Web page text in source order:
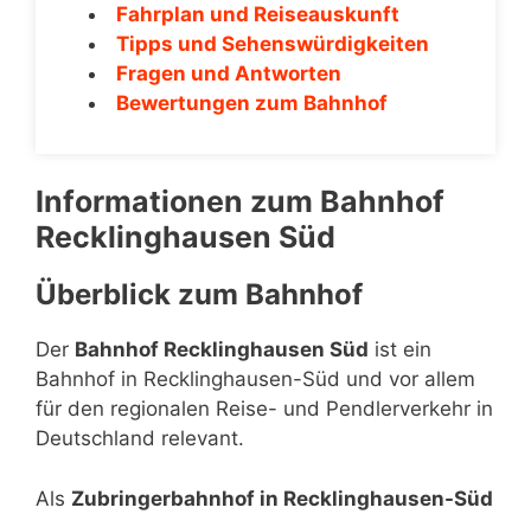
Fahrplan und Reiseauskunft
Tipps und Sehenswürdigkeiten
Fragen und Antworten
Bewertungen zum Bahnhof
Informationen zum Bahnhof
Recklinghausen Süd
Überblick zum Bahnhof
Der Bahnhof Recklinghausen Süd ist ein
Bahnhof in Recklinghausen-Süd und vor allem
für den regionalen Reise- und Pendlerverkehr in
Deutschland relevant.
Als Zubringerbahnhof in Recklinghausen-Süd